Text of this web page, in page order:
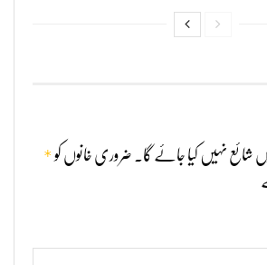
نہیں کیا جائے گا۔ ضروری خانوں کو*